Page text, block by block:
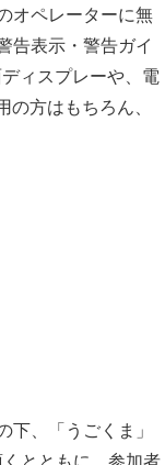
オペレーターに無
告表示・警告ガイ
ィスプレーや、電
方はもちろん、
、「うごくま」